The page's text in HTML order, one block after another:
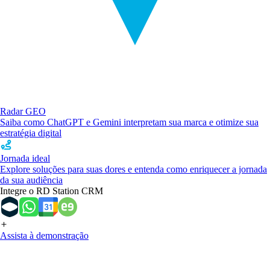
Radar GEO
Saiba como ChatGPT e Gemini interpretam sua marca e otimize sua
estratégia digital
Jornada ideal
Explore soluções para suas dores e entenda como enriquecer a jornada
da sua audiência
Integre o RD Station CRM
Assista à demonstração